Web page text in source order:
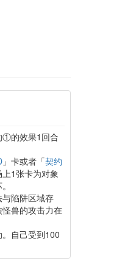
①的效果1回合
」卡或者「契约
1张卡为对象
陷阱区域存
兽的攻击力在
自己受到100